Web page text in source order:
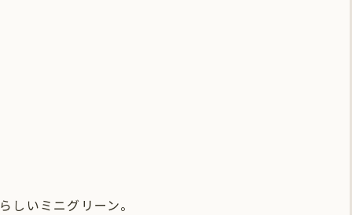
いミニグリーン。